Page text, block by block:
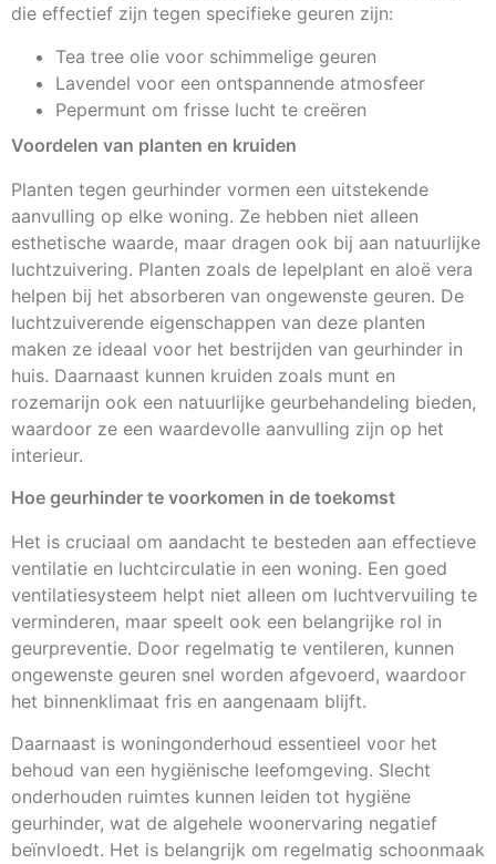
die effectief zijn tegen specifieke geuren zijn:
Tea tree olie voor schimmelige geuren
Lavendel voor een ontspannende atmosfeer
Pepermunt om frisse lucht te creëren
Voordelen van planten en kruiden
Planten tegen geurhinder vormen een uitstekende
aanvulling op elke woning. Ze hebben niet alleen
esthetische waarde, maar dragen ook bij aan natuurlijke
luchtzuivering. Planten zoals de lepelplant en aloë vera
helpen bij het absorberen van ongewenste geuren. De
luchtzuiverende eigenschappen van deze planten
maken ze ideaal voor het bestrijden van geurhinder in
huis. Daarnaast kunnen kruiden zoals munt en
rozemarijn ook een natuurlijke geurbehandeling bieden,
waardoor ze een waardevolle aanvulling zijn op het
interieur.
Hoe geurhinder te voorkomen in de toekomst
Het is cruciaal om aandacht te besteden aan effectieve
ventilatie en luchtcirculatie in een woning. Een goed
ventilatiesysteem helpt niet alleen om luchtvervuiling te
verminderen, maar speelt ook een belangrijke rol in
geurpreventie. Door regelmatig te ventileren, kunnen
ongewenste geuren snel worden afgevoerd, waardoor
het binnenklimaat fris en aangenaam blijft.
Daarnaast is woningonderhoud essentieel voor het
behoud van een hygiënische leefomgeving. Slecht
onderhouden ruimtes kunnen leiden tot hygiëne
geurhinder, wat de algehele woonervaring negatief
beïnvloedt. Het is belangrijk om regelmatig schoonmaak